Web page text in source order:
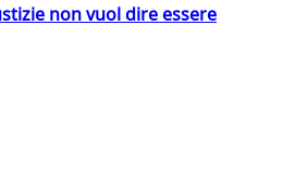
non vuol dire essere